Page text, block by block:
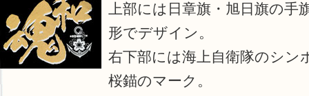
上部には日章旗・旭日旗の手
形でデザイン。
右下部には海上自衛隊のシン
桜錨のマーク。